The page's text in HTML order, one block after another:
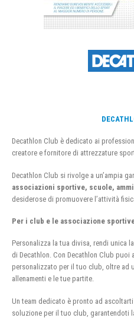
Decathlon Club è dedicato ai
creatore e fornitore di attrezzature
Decathlon Club si rivolge a un’ampia
associazioni sportive, scuole,
desiderose di promuovere l’attività
Per i club e le associazione
Personalizza la tua divisa, rendi unica
di Decathlon. Con Decathlon Club puoi
personalizzato per il tuo club, oltre ad
allenamenti e le tue partite.
Un team dedicato è pronto ad
soluzione per il tuo club, garantendoti